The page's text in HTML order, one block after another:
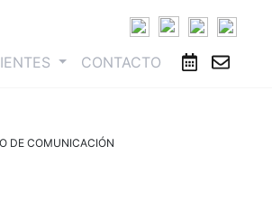
CONTACTO
DE COMUNICACIÓN